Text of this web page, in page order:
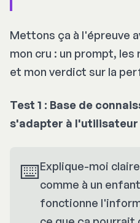
Mettons ça à l'épreuve
mon cru : un prompt,
et mon verdict sur la
Test 1 : Base de
s'adapter à l'utilisateur
⌨️Explique-moi
comme à un
fonctionne